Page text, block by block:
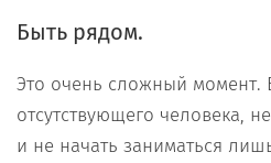
Быть рядом.
Это очень сложный момент.
отсутствующего человека,
и не начать заниматься